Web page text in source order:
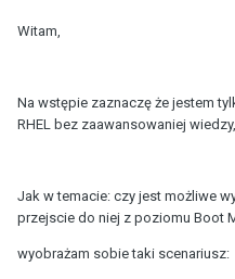
Witam,
Na wstępie zaznaczę że jestem
RHEL bez zaawansowaniej
Jak w temacie: czy jest możliwe
przejscie do niej z poziomu Boot
wyobrażam sobie taki scenariusz: